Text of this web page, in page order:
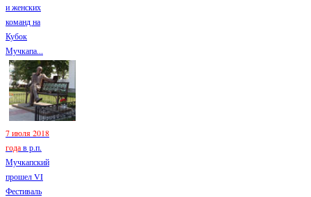
и женских
команд на
Кубок
Мучкапа...
7 июля 2018
годав р.п.
Мучкапский
прошел VI
Фестиваль